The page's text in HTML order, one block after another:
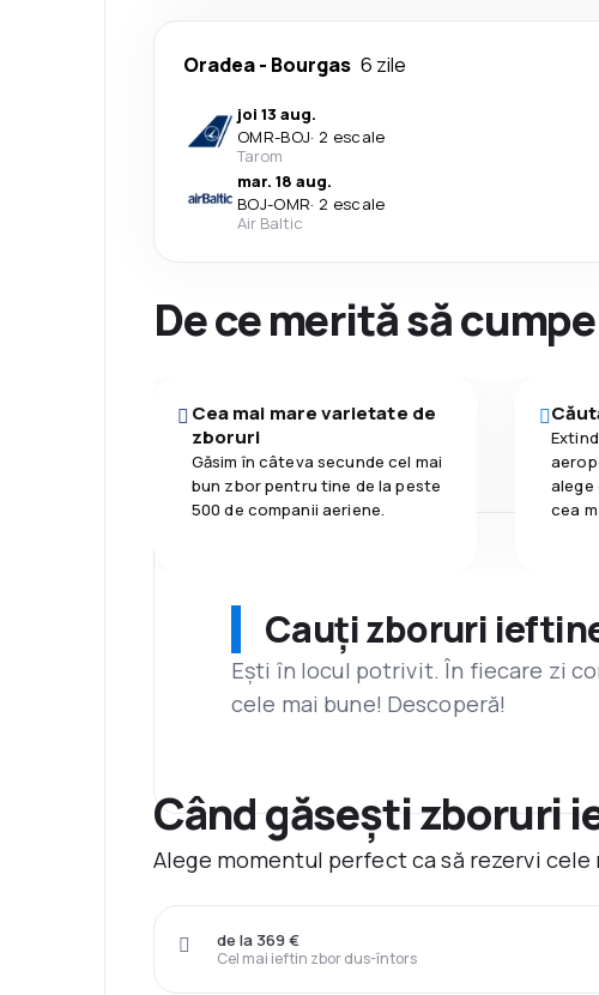
Oradea- Bourgas 6 zile
joi 13 aug.
OMR-BOJ· 2 escale
Tarom
mar. 18 aug.
BOJ-OMR· 2 escale
Air Baltic
De ce merită să
Cea mai mare varietate de
zboruri
Găsim în câteva secunde cel mai
bun zbor pentru tine de la peste
500 de companii aeriene.
alege
cea
Cauți zboruri
Ești în locul potrivit. În fiecare zi
cele mai bune! Descoperă!
Când găsești zboruri
Alege momentul perfect ca să rezervi
Cel mai ieftin zbor dus-întors
de la 369 €